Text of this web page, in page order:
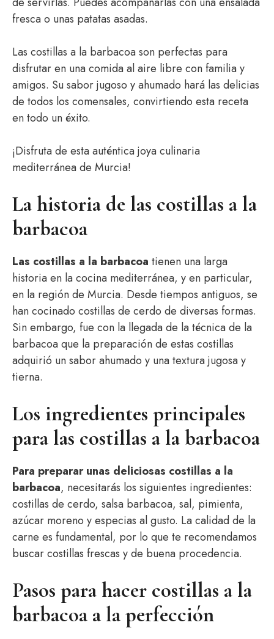
fresca o unas patatas asadas.
Las costillas a la barbacoa son perfectas para
disfrutar en una comida al aire libre con familia y
amigos. Su sabor jugoso y ahumado hará las delicias
de todos los comensales, convirtiendo esta receta
en todo un éxito.
¡Disfruta de esta auténtica joya culinaria
mediterránea de Murcia!
La historia de las costillas a la
barbacoa
Las costillas a la barbacoa tienen una larga
historia en la cocina mediterránea, y en particular,
en la región de Murcia. Desde tiempos antiguos, se
han cocinado costillas de cerdo de diversas formas.
Sin embargo, fue con la llegada de la técnica de la
barbacoa que la preparación de estas costillas
adquirió un sabor ahumado y una textura jugosa y
tierna.
Los ingredientes principales
para las costillas a la barbacoa
Para preparar unas deliciosas costillas a la
barbacoa, necesitarás los siguientes ingredientes:
costillas de cerdo, salsa barbacoa, sal, pimienta,
azúcar moreno y especias al gusto. La calidad de la
carne es fundamental, por lo que te recomendamos
buscar costillas frescas y de buena procedencia.
Pasos para hacer costillas a la
barbacoa a la perfección